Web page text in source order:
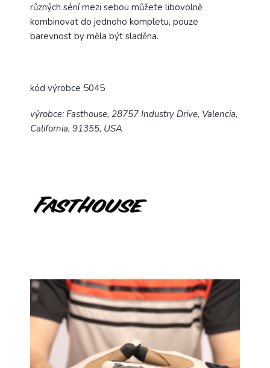
různých sérií mezi sebou můžete libovolně
kombinovat do jednoho kompletu, pouze
barevnost by měla být sladěna.
kód výrobce 5045
výrobce: Fasthouse, 28757 Industry Drive, Valencia,
California, 91355, USA